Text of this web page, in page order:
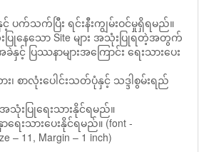
နှင့် ပက်သက်ပြီး ရင်းနီးကျွမ်းဝင်မှုရှိရမည်။
းပြုနေသော Site များ အသုံးပြုရတဲ့အတွက်
ပြဿနာများအကြောင်း ရေးသားပေး
း၊ စာလုံးပေါင်းသတ်ပုံနှင့် သဒ္ဒါစွမ်းရည်
သုံးပြုရေးသားနိုင်ရမည်။
ေးသားပေးနိုင်ရမည်။ (font -
– 11, Margin – 1 inch)